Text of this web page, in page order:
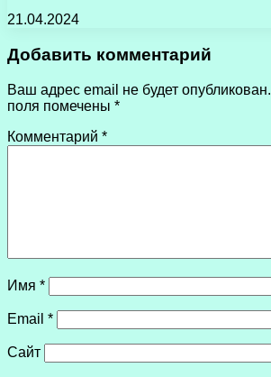
21.04.2024
Добавить комментарий
Ваш адрес email не будет опубликован.
поля помечены *
Комментарий *
Имя *
Email *
Сайт